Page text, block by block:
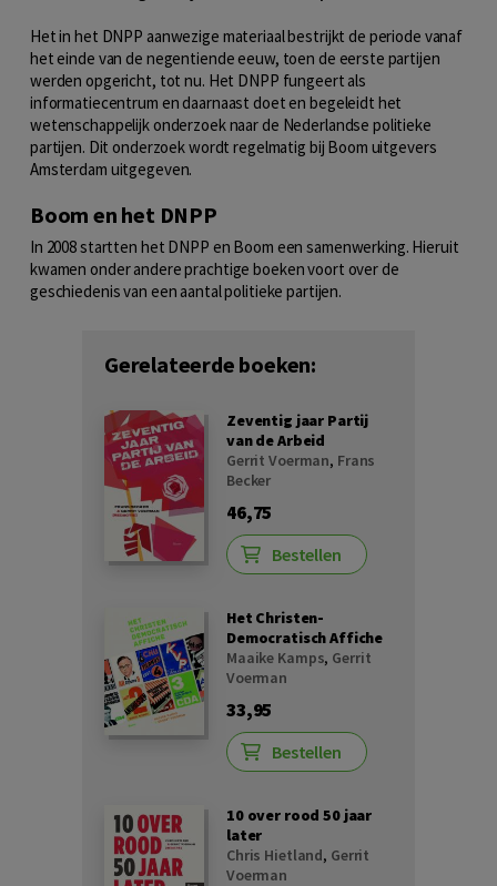
Het in het DNPP aanwezige materiaal bestrijkt de periode vanaf
het einde van de negentiende eeuw, toen de eerste partijen
werden opgericht, tot nu. Het DNPP fungeert als
informatiecentrum en daarnaast doet en begeleidt het
wetenschappelijk onderzoek naar de Nederlandse politieke
partijen. Dit onderzoek wordt regelmatig bij Boom uitgevers
Amsterdam uitgegeven.
Boom en het DNPP
In 2008 startten het DNPP en Boom een samenwerking. Hieruit
kwamen onder andere prachtige boeken voort over de
geschiedenis van een aantal politieke partijen.
Gerelateerde boeken:
Zeventig jaar Partij
van de Arbeid
Gerrit Voerman, Frans
Becker
46,75
Bestellen
Het Christen-
Democratisch Affiche
Maaike Kamps, Gerrit
Voerman
33,95
Bestellen
10 over rood 50 jaar
later
Chris Hietland, Gerrit
Voerman